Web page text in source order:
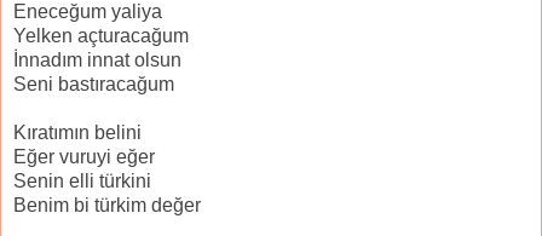
Eneceğum yaliya
Yelken açturacağum
İnnadım innat olsun
Seni bastıracağum
Kıratımın belini
Eğer vuruyi eğer
Senin elli türkini
Benim bi türkim değer